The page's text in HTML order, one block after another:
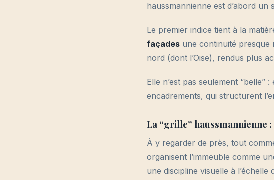
haussmannienne est d’abord un
Le premier indice tient à la
façades une continuité presque
nord (dont l’Oise), rendus plus
Elle n’est pas seulement
encadrements, qui structurent
La “grille” haussmannienne
À y regarder de près, tout
organisent l’immeuble comme
une discipline visuelle à l’échelle